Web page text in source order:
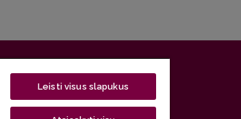
paštasstudijos@flf.vu.lt
Leisti visus slapukus